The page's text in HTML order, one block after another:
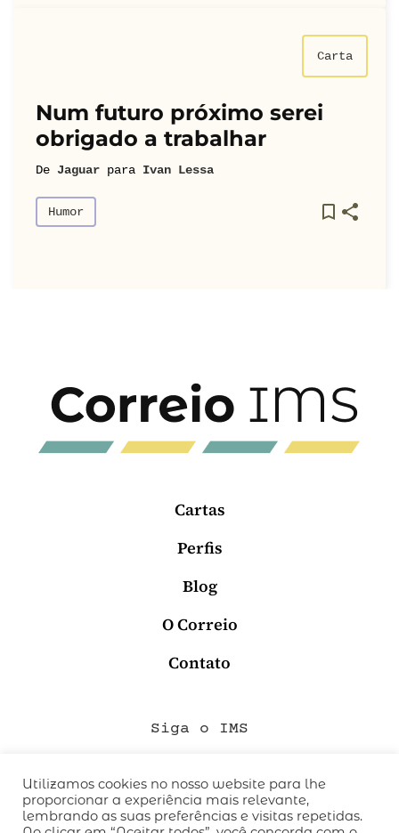
Carta
Num futuro próximo serei
obrigado a trabalhar
De Jaguar para Ivan Lessa
Humor
Cartas
Perfis
Blog
O Correio
Contato
Siga o IMS
QUEM SOMOS
Utilizamos cookies no nosso website para lhe
proporcionar a experiência mais relevante,
lembrando as suas preferências e visitas repetidas.